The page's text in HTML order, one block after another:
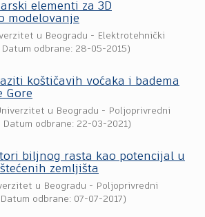
elementi za 3D
modelovanјe
u Beogradu - Elektrotehnički
Datum odbrane: 28-05-2015)
koštičavih voćaka i badema
Gore
u Beogradu - Poljoprivredni
Datum odbrane: 22-03-2021)
biljnog rasta kao potencijal u
zemljišta
u Beogradu - Poljoprivredni
odbrane: 07-07-2017)